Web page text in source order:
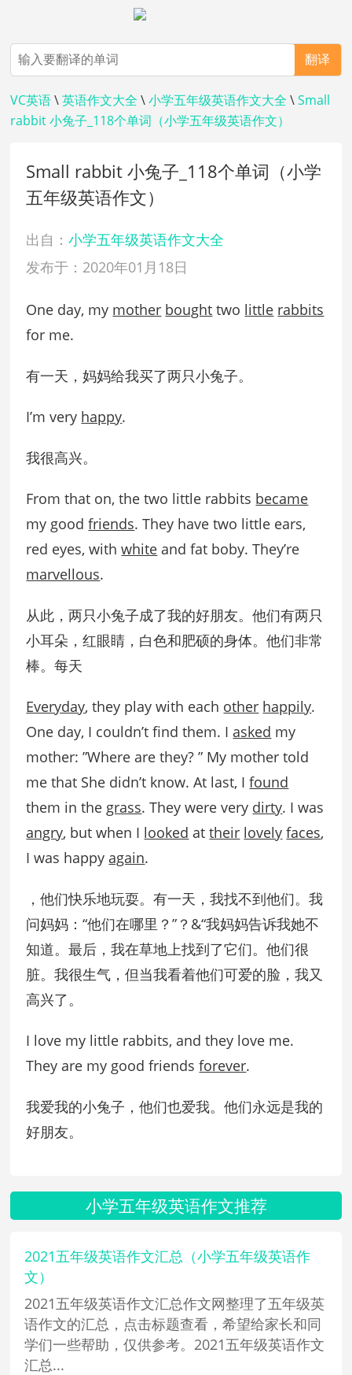
翻译
VC英语\英语作文大全 \小学五年级英语作文大全 \Small
rabbit 小兔子_118个单词（小学五年级英语作文）
Small rabbit 小兔子_118个单词（小学
五年级英语作文）
出自：小学五年级英语作文大全
发布于：2020年01月18日
One day, my mother bought two little rabbits
for me.
有一天，妈妈给我买了两只小兔子。
I’m very happy.
我很高兴。
From that on, the two little rabbits became
my goodfriends. They have two little ears,
red eyes, withwhite and fat boby. They’re
marvellous.
从此，两只小兔子成了我的好朋友。他们有两只
小耳朵，红眼睛，白色和肥硕的身体。他们非常
棒。每天
Everyday, they play with each other happily.
One day, I couldn’t find them. I asked my
mother: ”Where are they? ” My mother told
me that She didn’t know. At last, Ifound
them in the grass. They were very dirty. I was
angry, but when I looked attheir lovely faces,
I was happy again.
，他们快乐地玩耍。有一天，我找不到他们。我
问妈妈：“他们在哪里？”？&“我妈妈告诉我她不
知道。最后，我在草地上找到了它们。他们很
脏。我很生气，但当我看着他们可爱的脸，我又
高兴了。
I love my little rabbits, and they love me.
They are my good friendsforever.
我爱我的小兔子，他们也爱我。他们永远是我的
好朋友。
小学五年级英语作文推荐
2021五年级英语作文汇总（小学五年级英语作
文）
2021五年级英语作文汇总作文网整理了五年级英
语作文的汇总，点击标题查看，希望给家长和同
学们一些帮助，仅供参考。2021五年级英语作文
汇总...